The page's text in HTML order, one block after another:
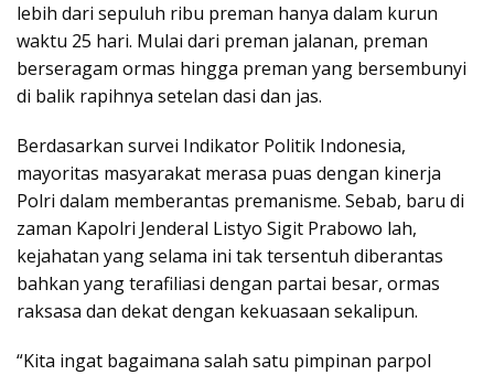
lebih dari sepuluh ribu preman hanya dalam kurun
waktu 25 hari. Mulai dari preman jalanan, preman
berseragam ormas hingga preman yang bersembunyi
di balik rapihnya setelan dasi dan jas.
Berdasarkan survei Indikator Politik Indonesia,
mayoritas masyarakat merasa puas dengan kinerja
Polri dalam memberantas premanisme. Sebab, baru di
zaman Kapolri Jenderal Listyo Sigit Prabowo lah,
kejahatan yang selama ini tak tersentuh diberantas
bahkan yang terafiliasi dengan partai besar, ormas
raksasa dan dekat dengan kekuasaan sekalipun.
“Kita ingat bagaimana salah satu pimpinan parpol